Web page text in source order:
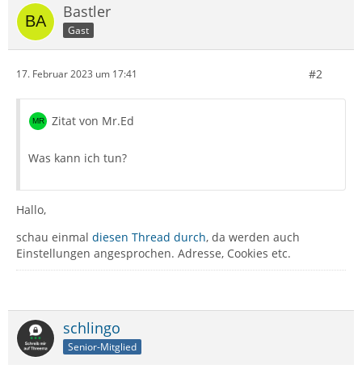
Bastler
Gast
17. Februar 2023 um 17:41 #2
Zitat von Mr.Ed
Was kann ich tun?
Hallo,
schau einmal diesen Thread durch, da werden auch
Einstellungen angesprochen. Adresse, Cookies etc.
schlingo
Senior-Mitglied